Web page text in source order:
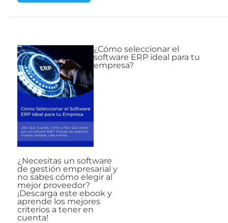
¿Cómo seleccionar el
software ERP ideal para tu
empresa?
¿Necesitas un software
de gestión empresarial y
no sabes cómo elegir al
mejor proveedor?
¡Descarga este ebook y
aprende los mejores
criterios a tener en
cuenta!